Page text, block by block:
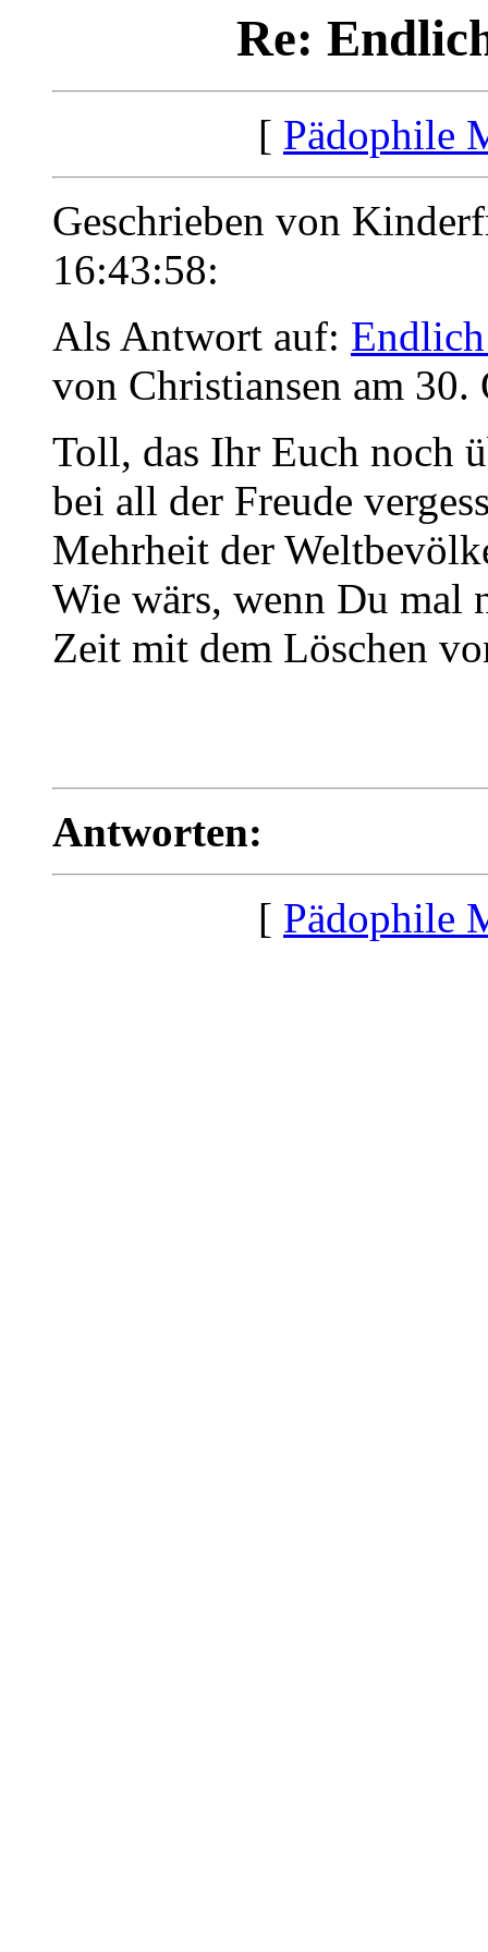
Re:
[ Pädophile
Geschrieben von
16:43:58:
Als Antwort auf:
von Christiansen am
Toll, das Ihr Euch noch
bei all der Freude
Mehrheit der
Wie wärs, wenn Du mal
Zeit mit dem Löschen
Antworten:
[ Pädophile